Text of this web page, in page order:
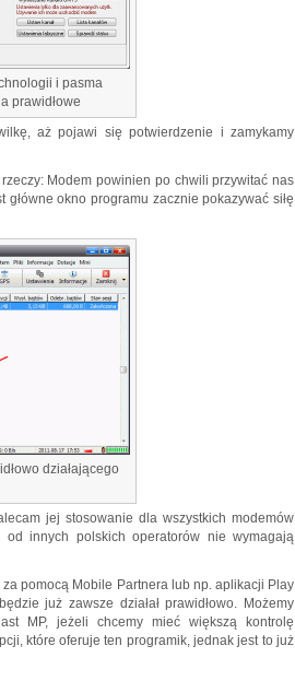
i pasma
prawidłowe
aż pojawi się potwierdzenie i zamykamy
Modem powinien po chwili przywitać nas
okno programu zacznie pokazywać siłę
działającego
jej stosowanie dla wszystkich modemów
innych polskich operatorów nie wymagają
pomocą Mobile Partnera lub np. aplikacji Play
już zawsze działał prawidłowo. Możemy
MP, jeżeli chcemy mieć większą kontrolę
które oferuje ten programik, jednak jest to już